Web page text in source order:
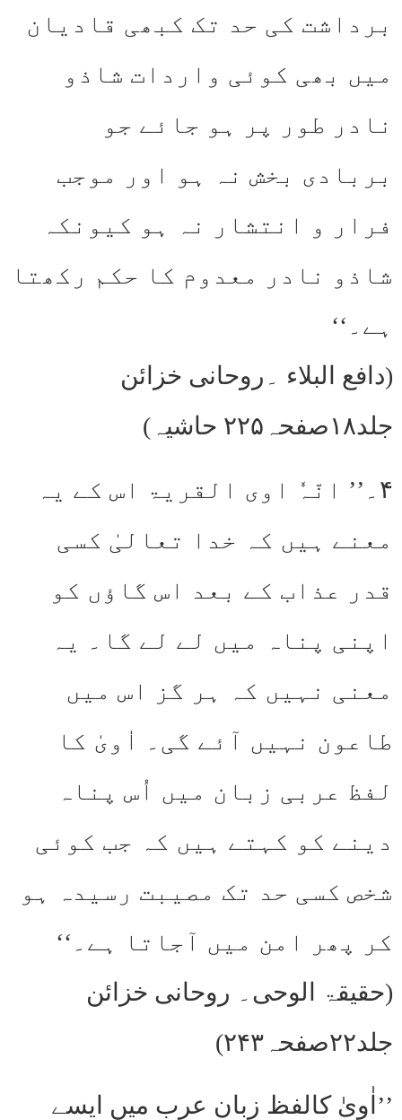
برداشت کی حد تک کبھی قادیان
میں بھی کوئی واردات شاذو
نادر طور پر ہو جائے جو
بربادی بخش نہ ہو اور موجب
فرار و انتشار نہ ہو کیونکہ
شاذو نادر معدوم کا حکم رکھتا
ہے۔‘‘
(دافع البلاء ۔روحانی خزائن
جلد۱۸صفحہ۲۲۵ حاشیہ)
۴۔’’ انّہٗ اوی القریۃ اس کے یہ
معنے ہیں کہ خدا تعالیٰ کسی
قدر عذاب کے بعد اس گاؤں کو
اپنی پناہ میں لے لے گا۔ یہ
معنی نہیں کہ ہر گز اس میں
طاعون نہیں آئے گی۔ اٰویٰ کا
لفظ عربی زبان میں اُس پناہ
دینے کو کہتے ہیں کہ جب کوئی
شخص کسی حد تک مصیبت رسیدہ ہو
کر پھر امن میں آجاتا ہے۔‘‘
(حقیقۃ الوحی۔ روحانی خزائن
جلد۲۲صفحہ۲۴۳)
’’اٰویٰ کالفظ زبان عرب میں ایسے